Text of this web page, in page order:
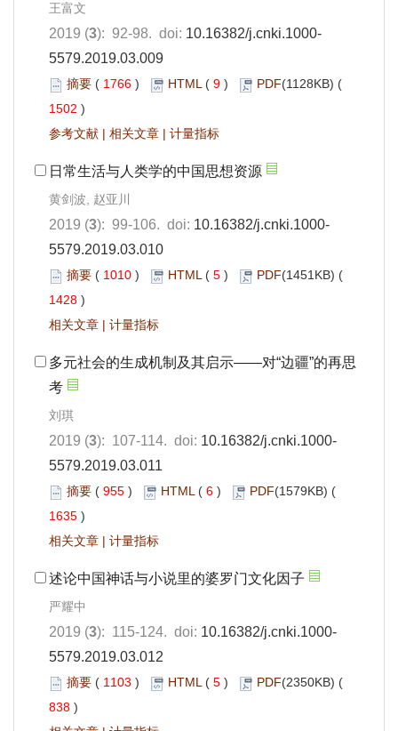
王富文
2019 (3): 92-98. doi: 10.16382/j.cnki.1000-
5579.2019.03.009
摘要 ( 1766 ) HTML( 9 ) PDF(1128KB) (
1502 )
参考文献 | 相关文章 | 计量指标
日常生活与人类学的中国思想资源
黄剑波, 赵亚川
2019 (3): 99-106. doi: 10.16382/j.cnki.1000-
5579.2019.03.010
摘要 ( 1010 ) HTML( 5 ) PDF(1451KB) (
1428 )
相关文章 | 计量指标
多元社会的生成机制及其启示——对“边疆”的再思
考
刘琪
2019 (3): 107-114. doi: 10.16382/j.cnki.1000-
5579.2019.03.011
摘要 ( 955 ) HTML( 6 ) PDF(1579KB) (
1635 )
相关文章 | 计量指标
述论中国神话与小说里的婆罗门文化因子
严耀中
2019 (3): 115-124. doi: 10.16382/j.cnki.1000-
5579.2019.03.012
摘要 ( 1103 ) HTML( 5 ) PDF(2350KB) (
838 )